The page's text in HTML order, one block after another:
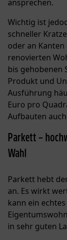
ansprechen.
Wichtig ist
schneller
oder an
renovierten
bis gehobenen
Produkt und
Ausführung
Euro pro
Aufbauten
Parkett –
Wahl
Parkett hebt
an. Es wirkt
kann ein
in sehr guten